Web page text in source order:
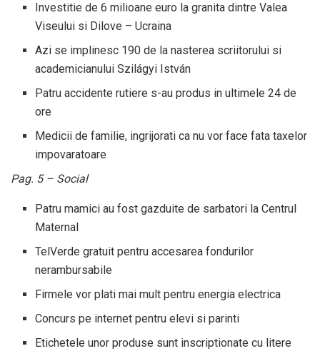
Investitie de 6 milioane euro la granita dintre Valea
Viseului si Dilove – Ucraina
Azi se implinesc 190 de la nasterea scriitorului si
academicianului Szilágyi István
Patru accidente rutiere s-au produs in ultimele 24 de
ore
Medicii de familie, ingrijorati ca nu vor face fata taxelor
impovaratoare
Pag. 5 – Social
Patru mamici au fost gazduite de sarbatori la Centrul
Maternal
TelVerde gratuit pentru accesarea fondurilor
nerambursabile
Firmele vor plati mai mult pentru energia electrica
Concurs pe internet pentru elevi si parinti
Etichetele unor produse sunt inscriptionate cu litere